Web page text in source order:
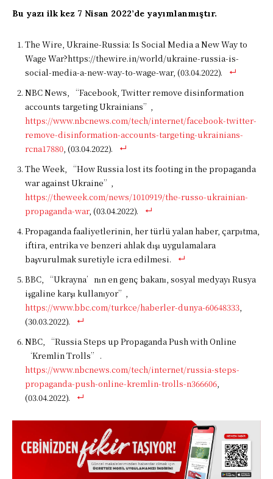
Bu yazı ilk kez 7 Nisan 2022’de yayımlanmıştır.
The Wire, Ukraine-Russia: Is Social Media a New Way to
Wage War?https://thewire.in/world/ukraine-russia-is-
social-media-a-new-way-to-wage-war, (03.04.2022).
NBC News, “Facebook, Twitter remove disinformation
accounts targeting Ukrainians”,
https://www.nbcnews.com/tech/internet/facebook-twitter-
remove-disinformation-accounts-targeting-ukrainians-
rcna17880, (03.04.2022).
The Week, “How Russia lost its footing in the propaganda
war against Ukraine”,
https://theweek.com/news/1010919/the-russo-ukrainian-
propaganda-war, (03.04.2022).
Propaganda faaliyetlerinin, her türlü yalan haber, çarpıtma,
iftira, entrika ve benzeri ahlak dışı uygulamalara
başvurulmak suretiyle icra edilmesi.
BBC, “Ukrayna’nın en genç bakanı, sosyal medyayı Rusya
işgaline karşı kullanıyor”,
https://www.bbc.com/turkce/haberler-dunya-60648333,
(30.03.2022).
NBC, “Russia Steps up Propaganda Push with Online
‘Kremlin Trolls” .
https://www.nbcnews.com/tech/internet/russia-steps-
propaganda-push-online-kremlin-trolls-n366606,
(03.04.2022).